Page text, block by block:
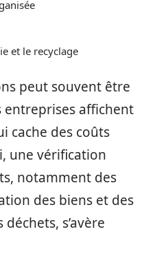
et le recyclage
peut souvent être
entreprises affichent
cache des coûts
une vérification
notamment des
des biens et des
s’avère